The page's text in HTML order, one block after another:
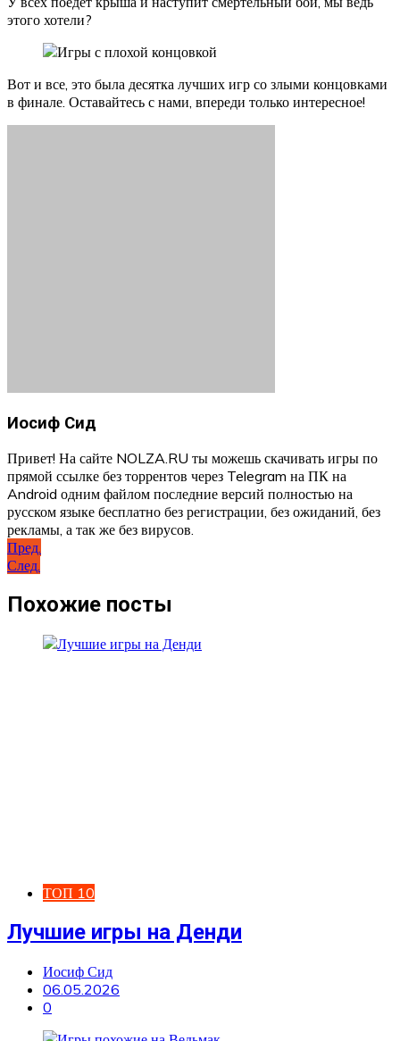
этого хотели?
Вот и все, это была десятка лучших игр со злыми концовками
в финале. Оставайтесь с нами, впереди только интересное!
Иосиф Сид
Привет! На сайте NOLZA.RU ты можешь скачивать игры по
прямой ссылке без торрентов через Telegram на ПК на
Android одним файлом последние версий полностью на
русском языке бесплатно без регистрации, без ожиданий, без
рекламы, а так же без вирусов.
Навигация
по
записям
Пред.
След.
Похожие посты
ТОП 10
Лучшие игры на Денди
Иосиф Сид
06.05.2026
0